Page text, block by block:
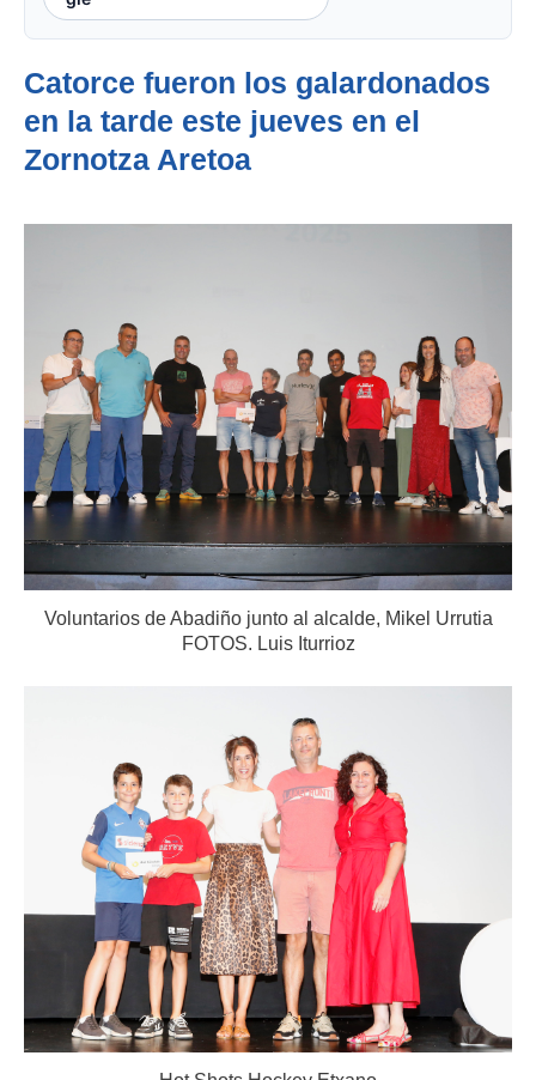
Catorce fueron los galardonados
en la tarde este jueves en el
Zornotza Aretoa
Voluntarios de Abadiño junto al alcalde, Mikel Urrutia
FOTOS. Luis Iturrioz